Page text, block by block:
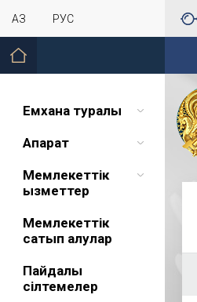
ҚАЗ РУС
Емхана туралы
Ақпарат
Мемлекеттік
қызметтер
Мемлекеттік
сатып алулар
Пайдалы
сілтемелер